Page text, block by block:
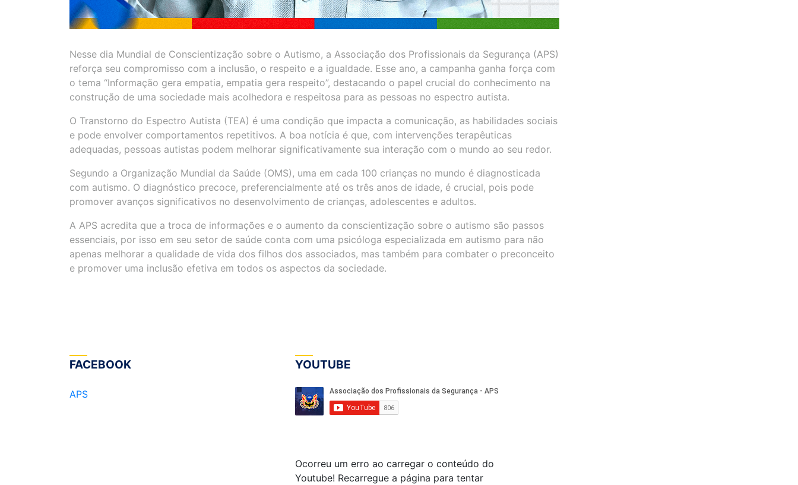
Nesse dia Mundial de Conscientização sobre o Autismo, a Associação dos Profissionais da Segurança (APS)
reforça seu compromisso com a inclusão, o respeito e a igualdade. Esse ano, a campanha ganha força com
o tema “Informação gera empatia, empatia gera respeito”, destacando o papel crucial do conhecimento na
construção de uma sociedade mais acolhedora e respeitosa para as pessoas no espectro autista.
O Transtorno do Espectro Autista (TEA) é uma condição que impacta a comunicação, as habilidades sociais
e pode envolver comportamentos repetitivos. A boa notícia é que, com intervenções terapêuticas
adequadas, pessoas autistas podem melhorar significativamente sua interação com o mundo ao seu redor.
Segundo a Organização Mundial da Saúde (OMS), uma em cada 100 crianças no mundo é diagnosticada
com autismo. O diagnóstico precoce, preferencialmente até os três anos de idade, é crucial, pois pode
promover avanços significativos no desenvolvimento de crianças, adolescentes e adultos.
A APS acredita que a troca de informações e o aumento da conscientização sobre o autismo são passos
essenciais, por isso em seu setor de saúde conta com uma psicóloga especializada em autismo para não
apenas melhorar a qualidade de vida dos filhos dos associados, mas também para combater o preconceito
e promover uma inclusão efetiva em todos os aspectos da sociedade.
FACEBOOK
APS
YOUTUBE
Ocorreu um erro ao carregar o conteúdo do
Youtube! Recarregue a página para tentar